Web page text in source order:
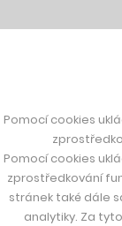
Pomocí cookies
Pomocí cookies
zprostředkování
stránek také dále
analytiky. Za